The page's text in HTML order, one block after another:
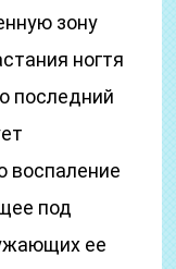
зону
ногтя
последний
воспаление
под
ее